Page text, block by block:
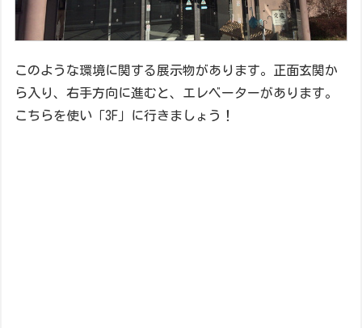
このような環境に関する展示物があります。正面玄関か
ら入り、右手方向に進むと、エレベーターがあります。
こちらを使い「3F」に行きましょう！